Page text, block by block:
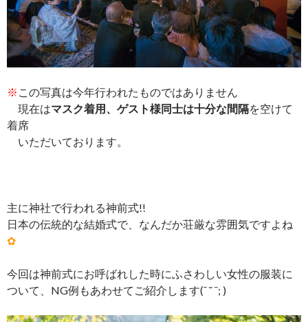
※ この写真は今年行われたものではありません
現在はマスク着用、ゲスト様同士は十分な間隔を空けて
着席
いただいております。
主に神社で行われる神前式!!
日本の伝統的な結婚式で、なんだか荘厳な雰囲気ですよね
✿
今回は神前式にお呼ばれした時にふさわしい女性の服装に
ついて、NG例もあわせてご紹介します(ˉ ˘ ˉ; )